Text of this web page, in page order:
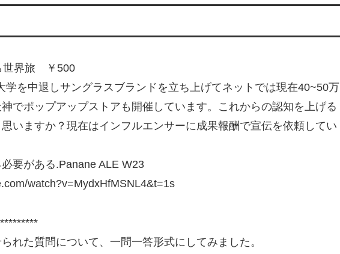
世界旅 ￥500
学を中退しサングラスブランドを立ち上げてネットでは現在40~50万
でポップアップストアも開催しています。これからの認知を上げる
いますか？現在はインフルエンサーに成果報酬で宣伝を依頼してい
要がある.Panane ALE W23
watch?v=MydxHfMSNL4&t=1s
れた質問について、一問一答形式にしてみました。